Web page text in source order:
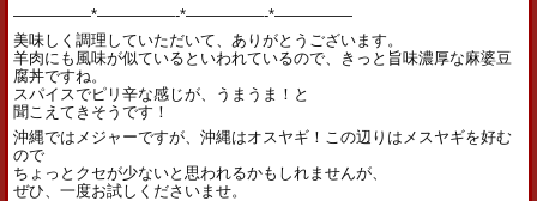
—————*—————-*—————-*—————
美味しく調理していただいて、ありがとうございます。
羊肉にも風味が似ているといわれているので、きっと旨味濃厚な麻婆豆
腐丼ですね。
スパイスでピリ辛な感じが、うまうま！と
聞こえてきそうです！
沖縄ではメジャーですが、沖縄はオスヤギ！この辺りはメスヤギを好む
ので
ちょっとクセが少ないと思われるかもしれませんが、
ぜひ、一度お試しくださいませ。